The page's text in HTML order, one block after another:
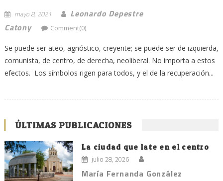
mayo 8, 2021
Leonardo Depestre
Catony
Comment(0)
Se puede ser ateo, agnóstico, creyente; se puede ser de izquierda,
comunista, de centro, de derecha, neoliberal. No importa a estos
efectos. Los símbolos rigen para todos, y el de la recuperación...
ÚLTIMAS PUBLICACIONES
La ciudad que late en el centro
julio 28, 2026
María Fernanda González